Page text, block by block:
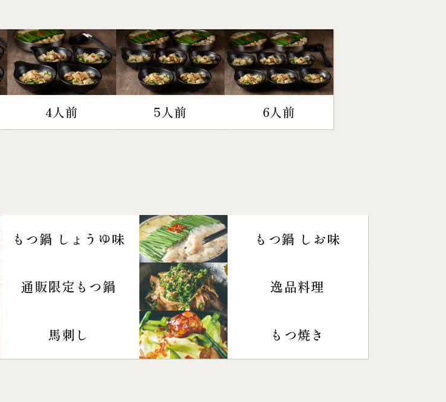
4人前 5人前 6人前
もつ鍋 しょうゆ味 もつ鍋 しお味
通販限定もつ鍋 逸品料理
馬刺し もつ焼き